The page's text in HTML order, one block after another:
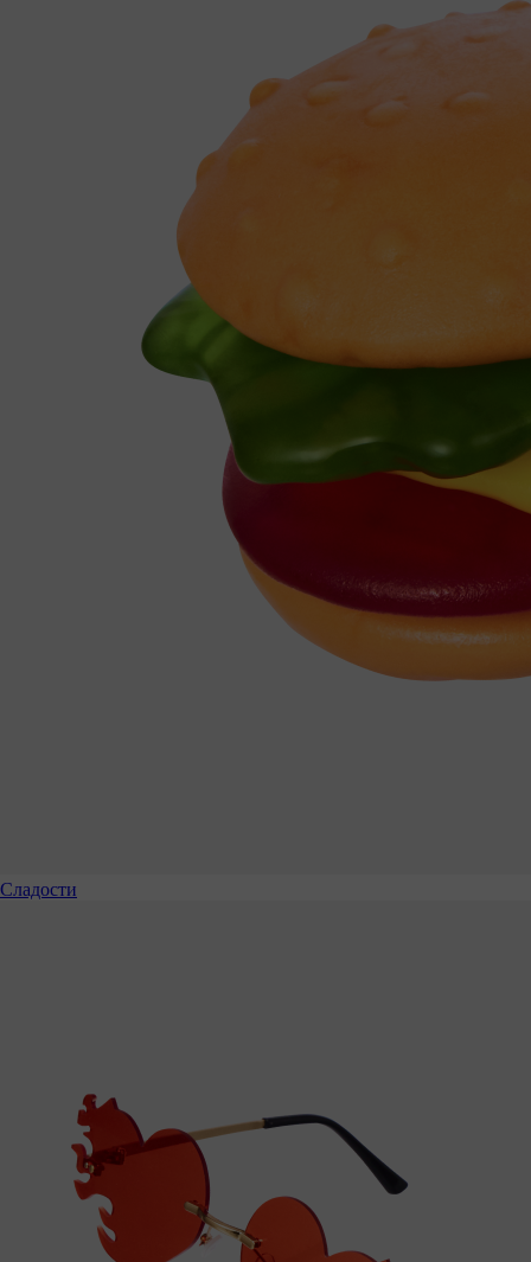
Сладости